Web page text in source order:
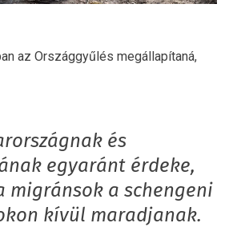
az Országgyűlés megállapítaná,
és
egyaránt érdeke,
migránsok a schengeni
kívül maradjanak.